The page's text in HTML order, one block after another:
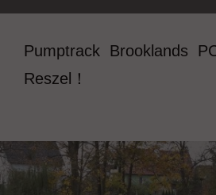
Pumptrack Brooklands
Reszel！